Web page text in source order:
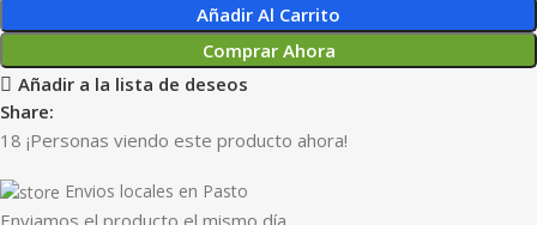
Añadir Al Carrito
Comprar Ahora
Añadir a la lista de deseos
Share:
18 ¡Personas viendo este producto ahora!
Envios locales en Pasto